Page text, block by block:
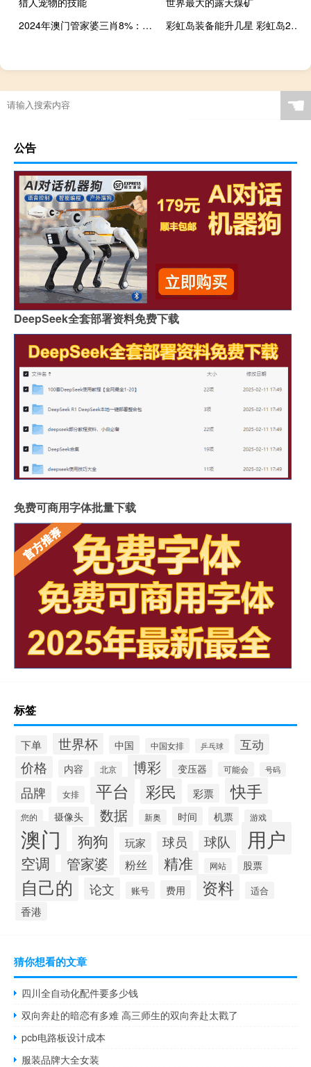
2024年澳门管家婆三肖8%：广泛的数据对比最佳解答-2311.ISO.454
彩虹岛装备能升几星 彩虹岛2升级路线
☚
公告
DeepSeek全套部署资料免费下载
免费可商用字体批量下载
标签
下单 世界杯 中国 中国女排 乒乓球 互动
价格 内容 北京 博彩 变压器 可能会 号码
品牌 女排 平台 彩民 彩票 快手
您的 摄像头 数据 新奥 时间 机票 游戏
澳门 狗狗 玩家 球员 球队 用户
空调 管家婆 粉丝 精准 网站 股票
自己的 论文 账号 费用 资料 适合
香港
猜你想看的文章
四川全自动化配件要多少钱
双向奔赴的暗恋有多难 高三师生的双向奔赴太戳了
pcb电路板设计成本
服装品牌大全女装